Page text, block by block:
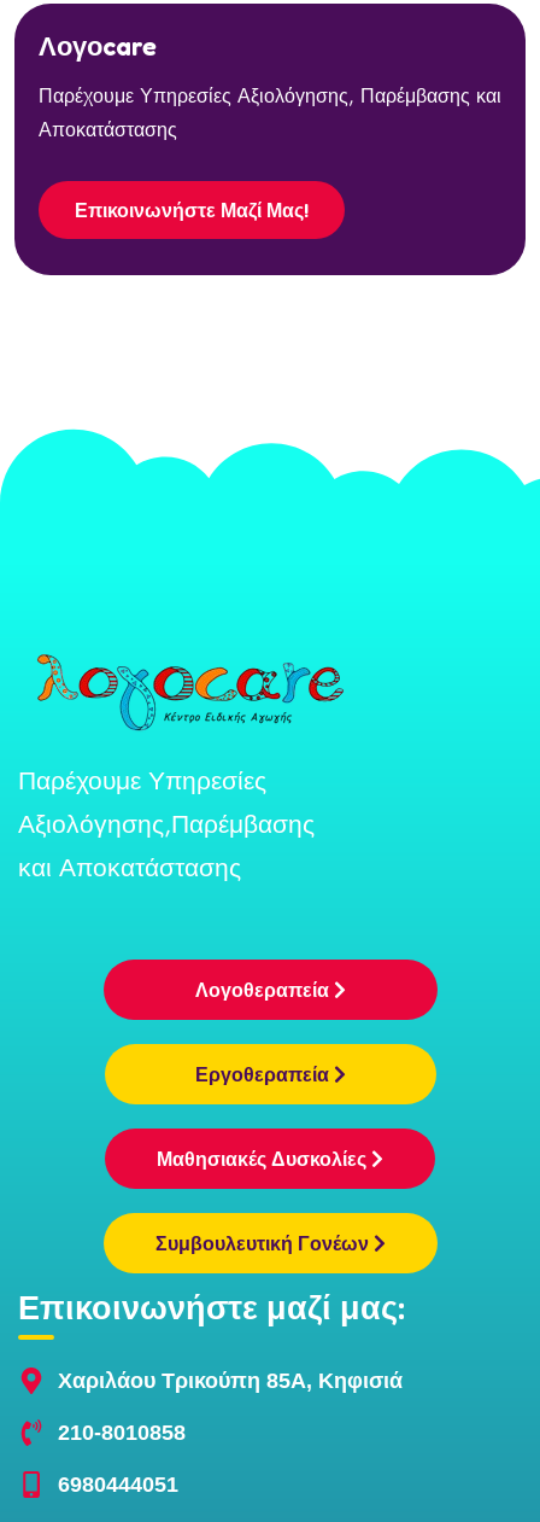
Λογοcare
Παρέχουμε Υπηρεσίες Αξιολόγησης, Παρέμβασης και
Αποκατάστασης
Επικοινωνήστε Μαζί Μας!
Παρέχουμε Υπηρεσίες
Αξιολόγησης,Παρέμβασης
και Αποκατάστασης
Λογοθεραπεία
Εργοθεραπεία
Μαθησιακές Δυσκολίες
Συμβουλευτική Γονέων
Επικοινωνήστε μαζί μας:
Χαριλάου Τρικούπη 85Α, Κηφισιά
210-8010858
6980444051